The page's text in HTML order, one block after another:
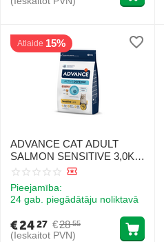
Atlaide 15%
ADVANCE CAT ADULT
SALMON SENSITIVE 3,0KG
- PIEAUGUŠIEM KAĶIEM
Pieejamība:
24 gab. piegādātāju noliktavā
€28 55
€2427
(Ieskaitot PVN)